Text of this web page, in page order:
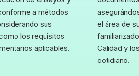
a métodos
sus
los requisitos
aplicables.
el área de
Calidad y
cotidiano.